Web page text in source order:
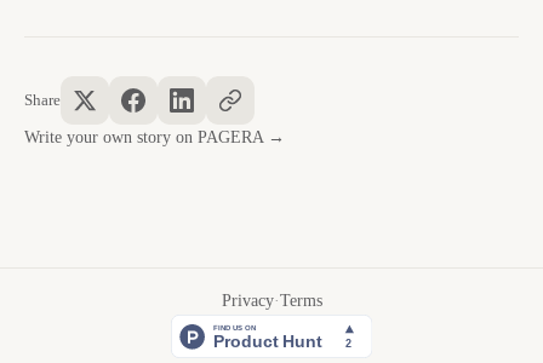
Share
Write your own story on PAGERA →
Privacy·Terms